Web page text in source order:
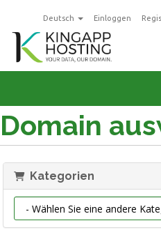
Deutsch Einloggen
Domain
Kategorien